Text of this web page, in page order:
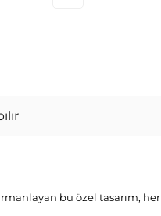
bu özel tasarım, her